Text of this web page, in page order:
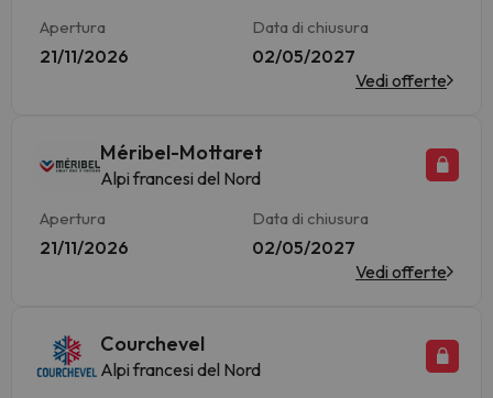
Apertura
21/11/2026
Data di chiusura
02/05/2027
Vedi offerte
Méribel-Mottaret
Alpi francesi del Nord
Apertura
21/11/2026
Data di chiusura
02/05/2027
Vedi offerte
Courchevel
Alpi francesi del Nord